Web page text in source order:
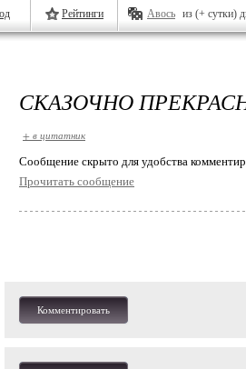
Рейтинги Авось из (+ сутки)
СКАЗОЧНО
+ в цитатник
Cообщение скрыто для удобства
Прочитать сообщение
Комментировать